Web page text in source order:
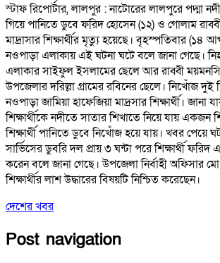
স্টাফ রিপোর্টার, লালপুর : নাটোরের লালপুরে পদ্মা
গিয়ে পানিতে ডুবে ফরিদ হোসেন (১২) ও গোলাম
মাদ্রাসার শিক্ষার্থীর মৃত্যু হয়েছে। বৃহস্পতিবার
নওপাড়া এলাকায় এই ঘটনা ঘটে বলে জানা গেছে।
এলাকার সাইফুল ইসলামের ছেলে আর রাব্বী
উপজেলার দরিল্লা গ্রামের রবিনের ছেলে। নিখোঁজ দুই
নওপাড়া জামিয়া হাফেজিয়া মাদ্রসার শিক্ষার্থী।
শিক্ষার্থীকে নদীতে সাতার শিখাতে নিয়ে যায়
শিক্ষার্থী পানিতে ডুবে নিখোঁজ হয়ে যায়। খবর পেয়ে
সার্ভিসের ডুবরি দল প্রায় ৩ ঘন্টা পরে শিক্ষার্থী ফরিদ
করেন বলে জানা গেছে। উপজেলা নির্বাহী অফিসার
শিক্ষার্থীর লাশ উদ্ধারের বিষয়টি নিশ্চিত করেছেন।
দেশের খবর
Post navigation